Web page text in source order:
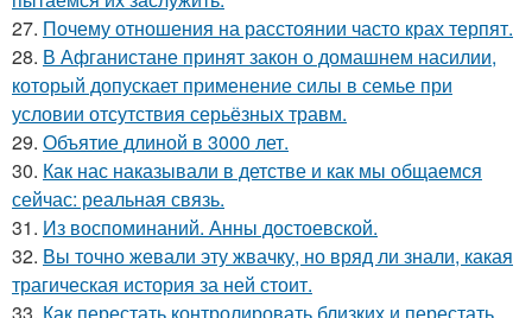
27. Почему отношения на расстоянии часто крах терпят.
28. В Афганистане принят закон о домашнем насилии,
который допускает применение силы в семье при
условии отсутствия серьёзных травм.
29. Объятие длиной в 3000 лет.
30. Как нас наказывали в детстве и как мы общаемся
сейчас: реальная связь.
31. Из воспоминаний. Анны достоевской.
32. Вы точно жевали эту жвачку, но вряд ли знали, какая
трагическая история за ней стоит.
33. Как перестать контролировать близких и перестать